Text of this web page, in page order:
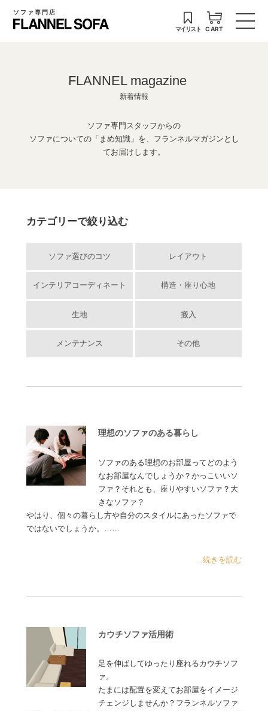
ソファ専門店
マイリスト CART
FLANNEL magazine
新着情報
ソファ専門スタッフからの
ソファについての「まめ知識」を、フランネルマガジンとし
てお届けします。
カテゴリーで絞り込む
ソファ選びのコツ レイアウト
インテリアコーディネート 構造・座り心地
生地 搬入
メンテナンス その他
理想のソファのある暮らし
ソファのある理想のお部屋ってどのよう
なお部屋なんでしょうか？かっこいいソ
ファ？それとも、座りやすいソファ？大
きなソファ？
やはり、個々の暮らし方や自分のスタイルにあったソファで
ではないでしょうか。……
...続きを読む
カウチソファ活用術
足を伸ばしてゆったり座れるカウチソフ
ァ。
たまには配置を変えてお部屋をイメージ
チェンジしませんか？フランネルソファ